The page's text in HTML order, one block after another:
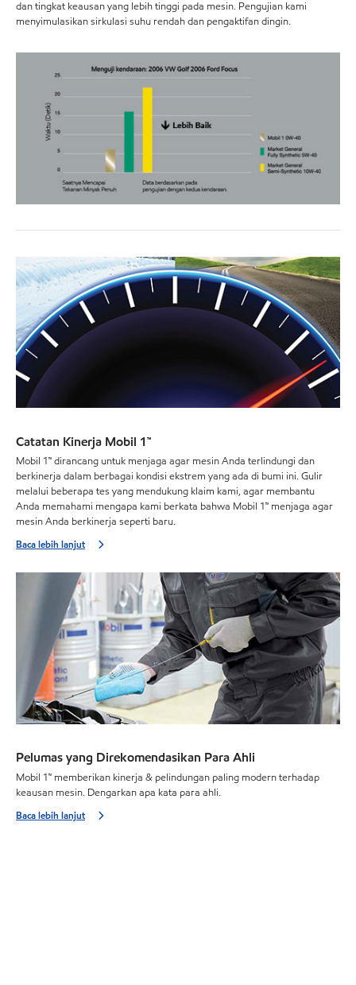
dan tingkat keausan yang lebih tinggi pada mesin. Pengujian kami
menyimulasikan sirkulasi suhu rendah dan pengaktifan dingin.
Catatan Kinerja Mobil 1™
Mobil 1™ dirancang untuk menjaga agar mesin Anda terlindungi dan
berkinerja dalam berbagai kondisi ekstrem yang ada di bumi ini. Gulir
melalui beberapa tes yang mendukung klaim kami, agar membantu
Anda memahami mengapa kami berkata bahwa Mobil 1™ menjaga agar
mesin Anda berkinerja seperti baru.
Baca lebih lanjut
Pelumas yang Direkomendasikan Para Ahli
Mobil 1™ memberikan kinerja & pelindungan paling modern terhadap
keausan mesin. Dengarkan apa kata para ahli.
Baca lebih lanjut